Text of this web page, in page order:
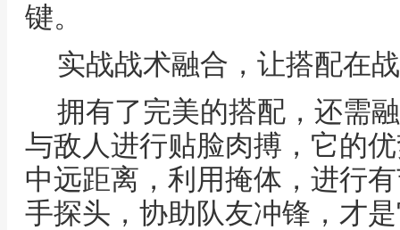
键。
实战战术融合，让搭配在
拥有了完美的搭配，还需
与敌人进行贴脸肉搏，它的
中远距离，利用掩体，进行
手探头，协助队友冲锋，才